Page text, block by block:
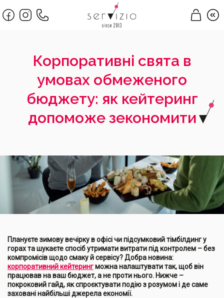
Корпоративні свята в
умовах обмеженого
бюджету: як кейтеринг
допоможе зекономити
Плануєте зимову вечірку в офісі чи підсумковий тімбілдинг у
горах та шукаєте спосіб утримати витрати під контролем – без
компромісів щодо смаку й сервісу? Добра новина:
корпоративний кейтерингможна налаштувати так, щоб він
працював на ваш бюджет, а не проти нього. Нижче –
покроковий гайд, як спроєктувати подію з розумом і де саме
заховані найбільші джерела економії.